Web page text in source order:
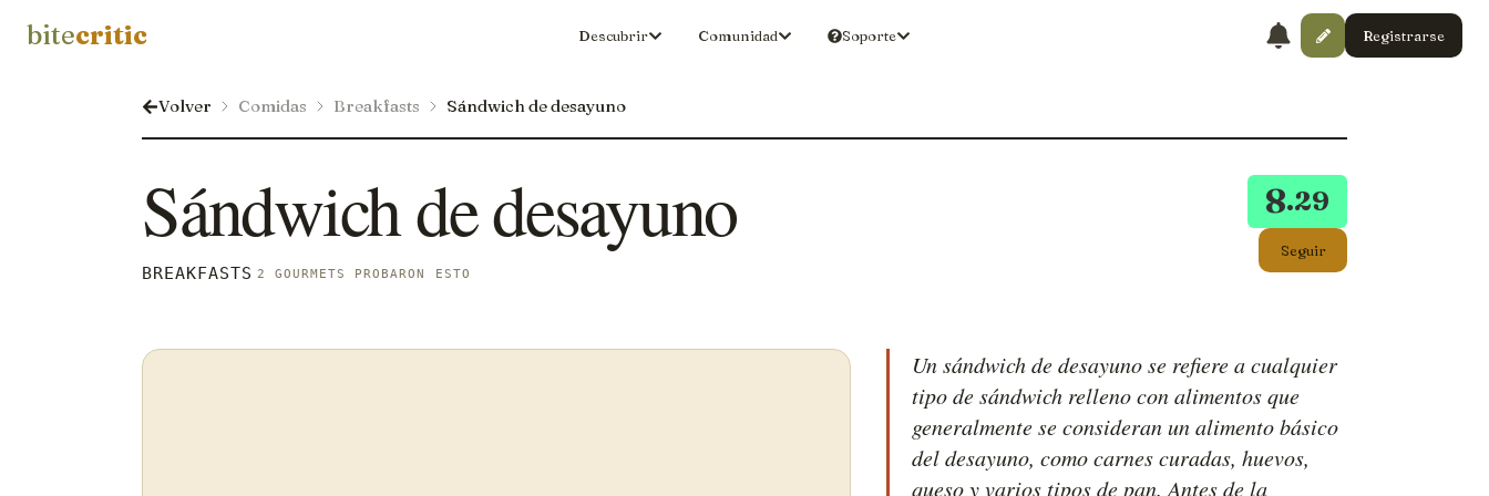
bitecritic Descubrir Comunidad Soporte Registrarse
Volver Comidas Breakfasts Sándwich de desayuno
8.29
Seguir
Sándwich de desayuno
BREAKFASTS 2 GOURMETS PROBARON ESTO
Un sándwich de desayuno se refiere a cualquier
tipo de sándwich relleno con alimentos que
generalmente se consideran un alimento básico
del desayuno, como carnes curadas, huevos,
queso y varios tipos de pan. Antes de la